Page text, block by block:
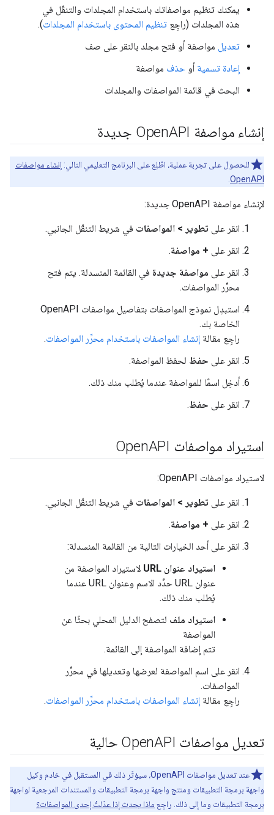
يمكنك تنظيم مواصفاتك باستخدام المجلدات والتنقّل في
هذه المجلدات (راجِع تنظيم المحتوى باستخدام المجلدات).
تعديل مواصفة أو فتح مجلد بالنقر على صف
إعادة تسمية أو حذف مواصفة
البحث في قائمة المواصفات والمجلدات
إنشاء مواصفة Open API جديدة
للحصول على تجربة عملية، اطّلِع على البرنامج التعليمي التالي: إنشاء مواصفات
OpenAPI
.
لإنشاء مواصفة OpenAPI جديدة:
انقر على تطوير > المواصفات في شريط التنقّل الجانبي.
انقر على + مواصفة.
انقر على مواصفة جديدة في القائمة المنسدلة. يتم فتح
محرِّر المواصفات.
استبدِل نموذج المواصفات بتفاصيل مواصفات OpenAPI
الخاصة بك.
راجِع مقالة إنشاء المواصفات باستخدام محرِّر المواصفات.
انقر على حفظ لحفظ المواصفة.
أدخِل اسمًا للمواصفة عندما يُطلب منك ذلك.
انقر على حفظ.
استيراد مواصفات Open API
لاستيراد مواصفات OpenAPI:
انقر على تطوير > المواصفات في شريط التنقّل الجانبي.
انقر على + مواصفة.
انقر على أحد الخيارات التالية من القائمة المنسدلة:
استيراد عنوان URL
لاستيراد المواصفة من
عنوان URL حدِّد الاسم وعنوان URL عندما
يُطلب منك ذلك.
استيراد ملف لتصفح الدليل المحلي بحثًا عن
المواصفة
تتم إضافة المواصفة إلى القائمة.
انقر على اسم المواصفة لعرضها وتعديلها في محرِّر
المواصفات.
راجِع مقالة إنشاء المواصفات باستخدام محرِّر المواصفات.
تعديل مواصفات Open API حالية
عند تعديل مواصفات OpenAPI، سيؤثّر ذلك في المستقبل في خادم وكيل
واجهة برمجة التطبيقات ومنتج واجهة برمجة التطبيقات والمستندات المرجعية لواجهة
برمجة التطبيقات وما إلى ذلك. راجِع ماذا يحدث إذا عدّلتُ إحدى المواصفات؟